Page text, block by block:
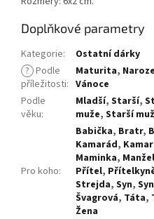
Doplňkové parametry
Kategorie:
Ostatní dárky
? Podle
příležitosti:
Maturita,
Vánoce
Podle
věku:
Mladší, Starší,
muže, Starší
Pro koho:
Babička, Bratr,
Kamarád,
Maminka, Manžel
Přítel,
Strejda, Syn,
Švagrová, Táta,
Žena